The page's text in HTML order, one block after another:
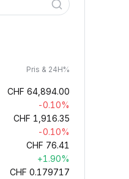
Pris & 24H%
CHF 64,894.00
-0.10%
CHF 1,916.35
-0.10%
CHF 76.41
+1.90%
CHF 0.179717